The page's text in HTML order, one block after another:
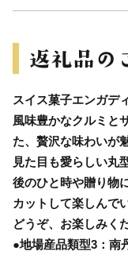
スイス菓子エンガデ
風味豊かなクルミと
た、贅沢な味わいが
見た目も愛らしい丸
後のひと時や贈り物
カットして楽しんで
どうぞ、お楽しみく
●地場産品類型3：南